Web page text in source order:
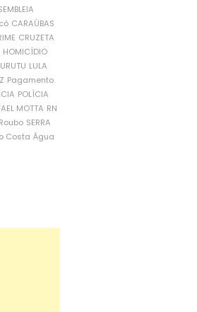
CARAÚBAS
CRUZETA
HOMICÍDIO
LULA
Pagamento
POLÍCIA
MOTTA RN
Roubo SERRA
Costa Água